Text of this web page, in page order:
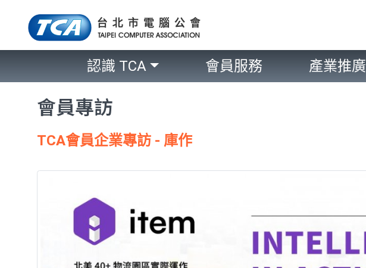
認識 TCA 會員服務 產業推廣
會員專訪
TCA會員企業專訪 - 庫作